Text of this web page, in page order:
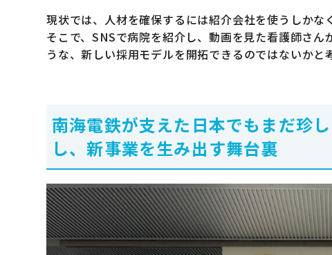
現状では、人材を確保するには紹介会社を使うしかな
そこで、SNSで病院を紹介し、動画を見た看護師さ
うな、新しい採用モデルを開拓できるのではないかと
南海電鉄が支えた日本でもまだ珍
し、新事業を生み出す舞台裏